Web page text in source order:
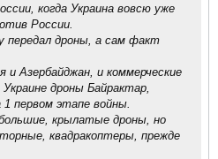
когда Украина вовсю уже
России.
передал дроны, а сам факт
и Азербайджан, и коммерческие
дроны Байрактар,
первом этапе войны.
крылатые дроны, но
квадракоптеры, прежде